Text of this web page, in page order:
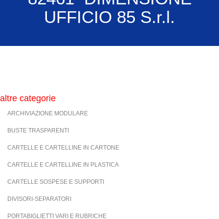
UFFICIO 85 S.r.l.
altre categorie
ARCHIVIAZIONE MODULARE
BUSTE TRASPARENTI
CARTELLE E CARTELLINE IN CARTONE
CARTELLE E CARTELLINE IN PLASTICA
CARTELLE SOSPESE E SUPPORTI
DIVISORI-SEPARATORI
PORTABIGLIETTI VARI E RUBRICHE